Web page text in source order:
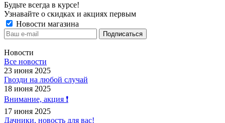
Будьте всегда в курсе!
Узнавайте о скидках и акциях первым
Новости магазина
Новости
Все новости
23 июня 2025
Гвозди на любой случай
18 июня 2025
Внимание, акция ❗️
17 июня 2025
Дачники, новость для вас!